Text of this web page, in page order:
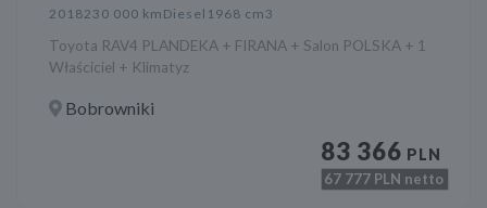
2018230 000 km Diesel 1968 cm3
Toyota RAV4 PLANDEKA + FIRANA + Salon POLSKA + 1
Właściciel + Klimatyz
Bobrowniki
83 366 PLN
67 777 PLN netto